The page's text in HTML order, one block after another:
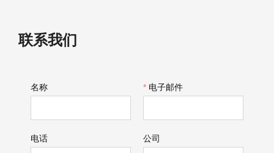
联系我们
名称 * 电子邮件
电话 公司